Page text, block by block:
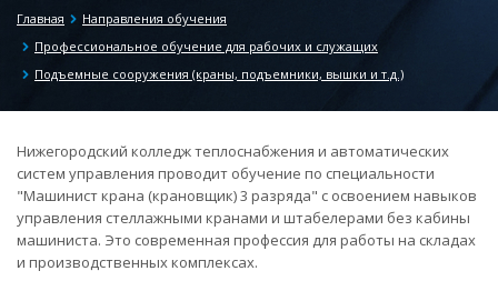
Главная
Направления обучения
Профессиональное обучение для рабочих и служащих
Подъемные сооружения (краны, подъемники, вышки и т.д.)
Нижегородский колледж теплоснабжения и автоматических
систем управления проводит обучение по специальности
"Машинист крана (крановщик) 3 разряда" с освоением навыков
управления стеллажными кранами и штабелерами без кабины
машиниста. Это современная профессия для работы на складах
и производственных комплексах.